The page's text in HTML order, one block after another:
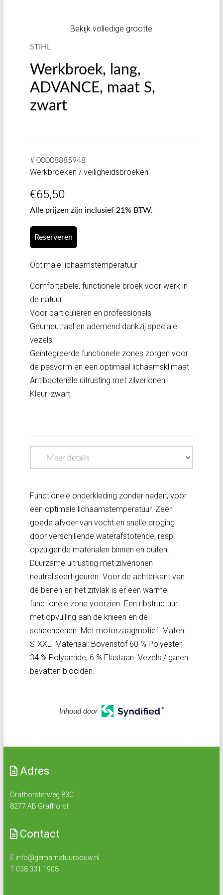
Bekijk volledige grootte
STIHL
Werkbroek, lang,
ADVANCE, maat S,
zwart
# 00008885948
Werkbroeken / veiligheidsbroeken
€65,50
Alle prijzen zijn inclusief 21% BTW.
Reserveren
Optimale lichaamstemperatuur
Comfortabele, functionele broek voor werk in
de natuur
Voor particulieren en professionals
Geurneutraal en ademend dankzij speciale
vezels
Geïntegreerde functionele zones zorgen voor
de pasvorm en een optimaal lichaamsklimaat
Antibacteriële uitrusting met zilverionen
Kleur: zwart
Functionele onderkleding zonder naden, voor
een optimale lichaamstemperatuur. Zeer
goede afvoer van vocht en snelle droging
door verschillende waterafstotende, resp.
opzuigende materialen binnen en buiten.
Duurzame uitrusting met zilverionen
neutraliseert geuren. Voor de achterkant van
de benen en het zitvlak is er een warme
functionele zone voorzien. Een ribstructuur
met opvulling aan de knieën en de
scheenbenen. Met motorzaagmotief. Maten:
S-XXL. Materiaal: Bovenstof 60 % Polyester,
34 % Polyamide, 6 % Elastaan. Vezels / garen
bevatten biociden.
Inhoud door
Adres
Grafhorsterweg 83C
8277 AB Grafhorst
Contact
E info@gemarnatuurbouw.nl
T 038 331 1908